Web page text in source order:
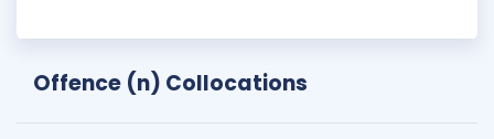
Offence (n) Collocations